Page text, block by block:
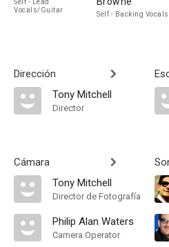
Self - Lead
Vocals/Guitar
Self - Backing Vocals
Dirección
Tony Mitchell
Director
Cámara
Tony Mitchell
Director de Fotografía
Philip Alan Waters
Camera Operator